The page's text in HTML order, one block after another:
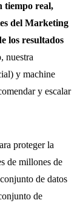
tiempo real,
del Marketing
los resultados
nuestra
y machine
y escalar
proteger la
de millones de
de datos
de